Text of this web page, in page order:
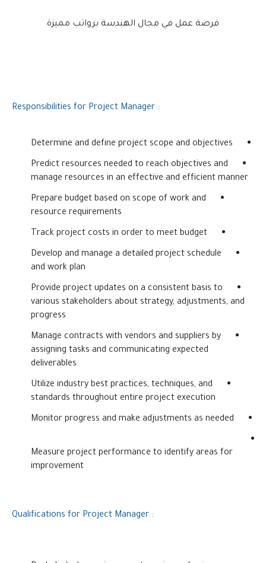
فرصة عمل في مجال الهندسة برواتب مميزة
: Responsibilities for Project Manager
Determine and define project scope and objectives
Predict resources needed to reach objectives and
manage resources in an effective and efficient manner
Prepare budget based on scope of work and
resource requirements
Track project costs in order to meet budget
Develop and manage a detailed project schedule
and work plan
Provide project updates on a consistent basis to
various stakeholders about strategy, adjustments, and
progress
Manage contracts with vendors and suppliers by
assigning tasks and communicating expected
deliverables
Utilize industry best practices, techniques, and
standards throughout entire project execution
Monitor progress and make adjustments as needed
Measure project performance to identify areas for
improvement
: Qualifications for Project Manager